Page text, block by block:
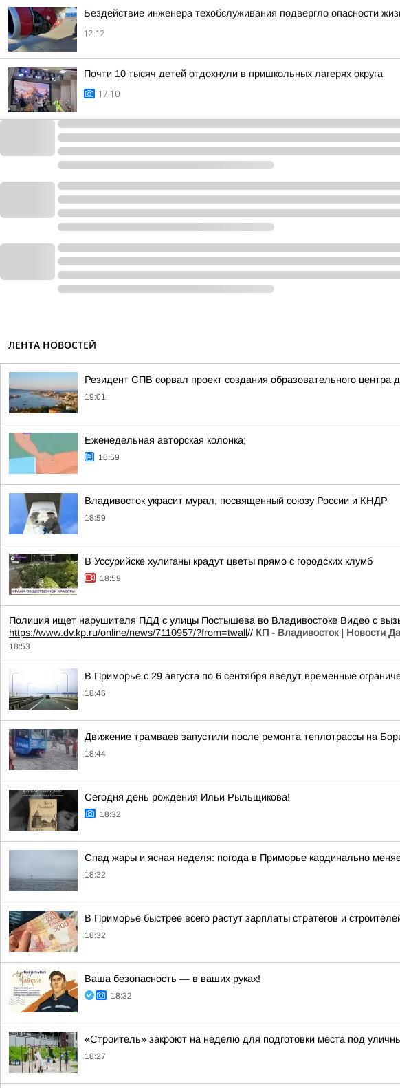
Бездействие инженера техобслуживания подвергло опасности
12:12
Почти 10 тысяч детей отдохнули в пришкольных лагерях округа
17:10
ЛЕНТА НОВОСТЕЙ
Резидент СПВ сорвал проект создания образовательного центра
19:01
Еженедельная авторская колонка;
18:59
Владивосток украсит мурал, посвященный союзу России и КНДР
18:59
В Уссурийске хулиганы крадут цветы прямо с городских клумб
18:59
Полиция ищет нарушителя ПДД с улицы Постышева во Владивостоке Видео с
https://www.dv.kp.ru/online/news/7110957/?from=twall// КП - Владивосток | Новости
18:53
В Приморье с 29 августа по 6 сентября введут временные
18:46
Движение трамваев запустили после ремонта теплотрассы на
18:44
Сегодня день рождения Ильи Рыльщикова!
18:32
Спад жары и ясная неделя: погода в Приморье кардинально
18:32
В Приморье быстрее всего растут зарплаты стратегов и
18:32
Ваша безопасность — в ваших руках!
18:32
«Строитель» закроют на неделю для подготовки места под
18:27